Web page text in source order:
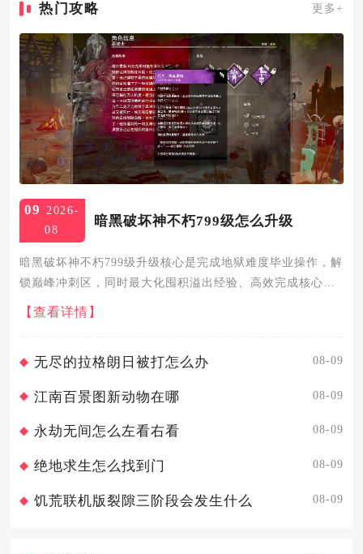
热门攻略 更多+
09 2026-
08
暗黑破坏神不朽799级怎么升级
暗黑破坏神不朽799级升级核心是完成地狱难度毕业操作，解
锁巅峰冲刺区，同时最大化囤积溢出经验、高效完成核心任
务，即可平稳突破等级瓶颈进入800级及以上的灾厄难度挑
战。799级处于减负护肝区的等级上限，角色获取的所有溢出
【查看详情】
无尽的拉格朗日被打怎么办 08-09
江南百景图新动物在哪 08-09
永劫无间怎么左看右看 08-09
绝地求生怎么找到门 08-09
饥荒联机版裂隙三阶段会发生什么 08-09